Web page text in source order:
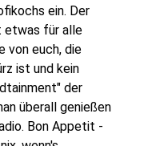
ein. Der
etwas für alle
von euch, die
ist und kein
der
überall genießen
Bon Appetit -